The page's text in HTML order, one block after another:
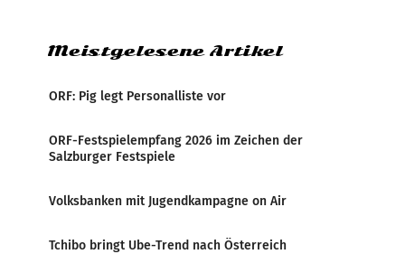
Meistgelesene Artikel
ORF: Pig legt Personalliste vor
ORF-Festspielempfang 2026 im Zeichen der
Salzburger Festspiele
Volksbanken mit Jugendkampagne on Air
Tchibo bringt Ube-Trend nach Österreich